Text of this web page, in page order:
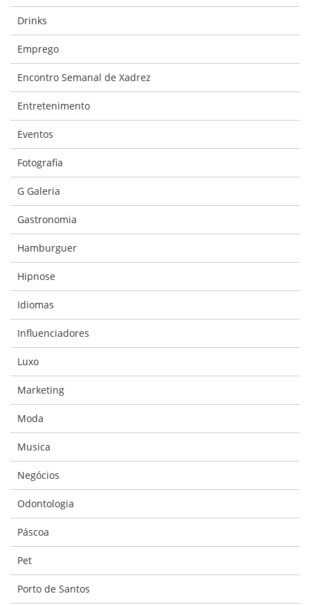
Drinks
Emprego
Encontro Semanal de Xadrez
Entretenimento
Eventos
Fotografia
G Galeria
Gastronomia
Hamburguer
Hipnose
Idiomas
Influenciadores
Luxo
Marketing
Moda
Musica
Negócios
Odontologia
Páscoa
Pet
Porto de Santos